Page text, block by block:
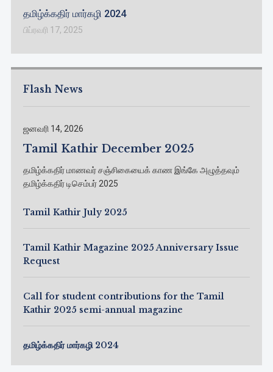
Flash News
ஜனவரி 14, 2026
Tamil Kathir December 2025
தமிழ்க்கதிர் மாணவர் சஞ்சிகையைக் காண இங்கே அழுத்தவும்
தமிழ்க்கதிர் டிசெம்பர் 2025
Tamil Kathir July 2025
Tamil Kathir Magazine 2025 Anniversary Issue
Request
Call for student contributions for the Tamil
Kathir 2025 semi-annual magazine
தமிழ்க்கதிர் மார்கழி 2024
தமிழ்க்கதிர் மார்கழி 2024
பிப்ரவரி 17, 2025